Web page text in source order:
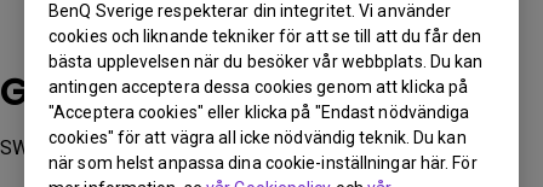
BenQ Sverige respekterar din integritet. Vi använder
cookies och liknande tekniker för att se till att du får den
bästa upplevelsen när du besöker vår webbplats. Du kan
antingen acceptera dessa cookies genom att klicka på
"Acceptera cookies" eller klicka på "Endast nödvändiga
cookies" för att vägra all icke nödvändig teknik. Du kan
när som helst anpassa dina cookie-inställningar här. För
Gällande modeller
SW242Q, SW272Q, SW272U